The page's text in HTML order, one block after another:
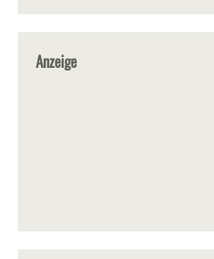
Anzeige